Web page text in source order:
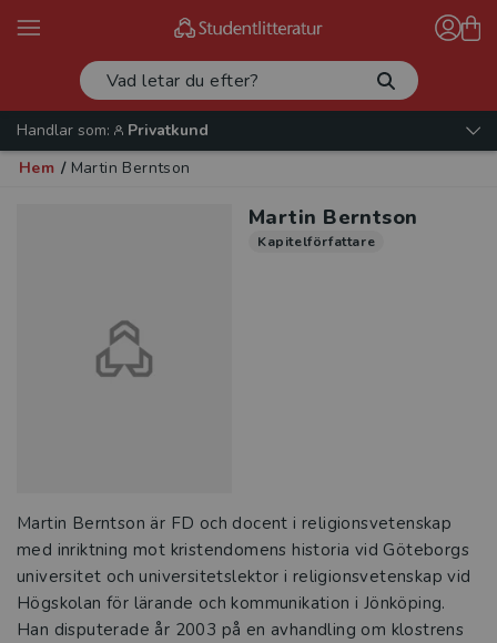
Handlar som:
Privatkund
Hem / Martin Berntson
Martin Berntson
Kapitelförfattare
Martin Berntson är FD och docent i religionsvetenskap
med inriktning mot kristendomens historia vid Göteborgs
universitet och universitetslektor i religionsvetenskap vid
Högskolan för lärande och kommunikation i Jönköping.
Han disputerade år 2003 på en avhandling om klostrens